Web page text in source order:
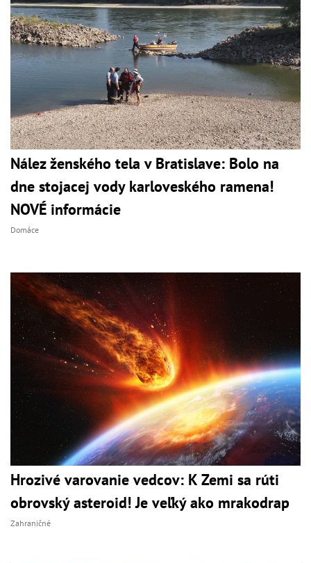
Nález ženského tela v Bratislave: Bolo na
dne stojacej vody karloveského ramena!
NOVÉ informácie
Domáce
Hrozivé varovanie vedcov: K Zemi sa rúti
obrovský asteroid! Je veľký ako mrakodrap
Zahraničné